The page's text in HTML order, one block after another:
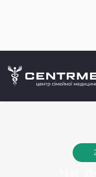
CENTRMED: Задай